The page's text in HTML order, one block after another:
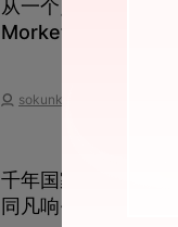
从一个点子，到一
Morketing洞察
sokunkun·
千年国家级非遗与
同凡响·椒个好运》